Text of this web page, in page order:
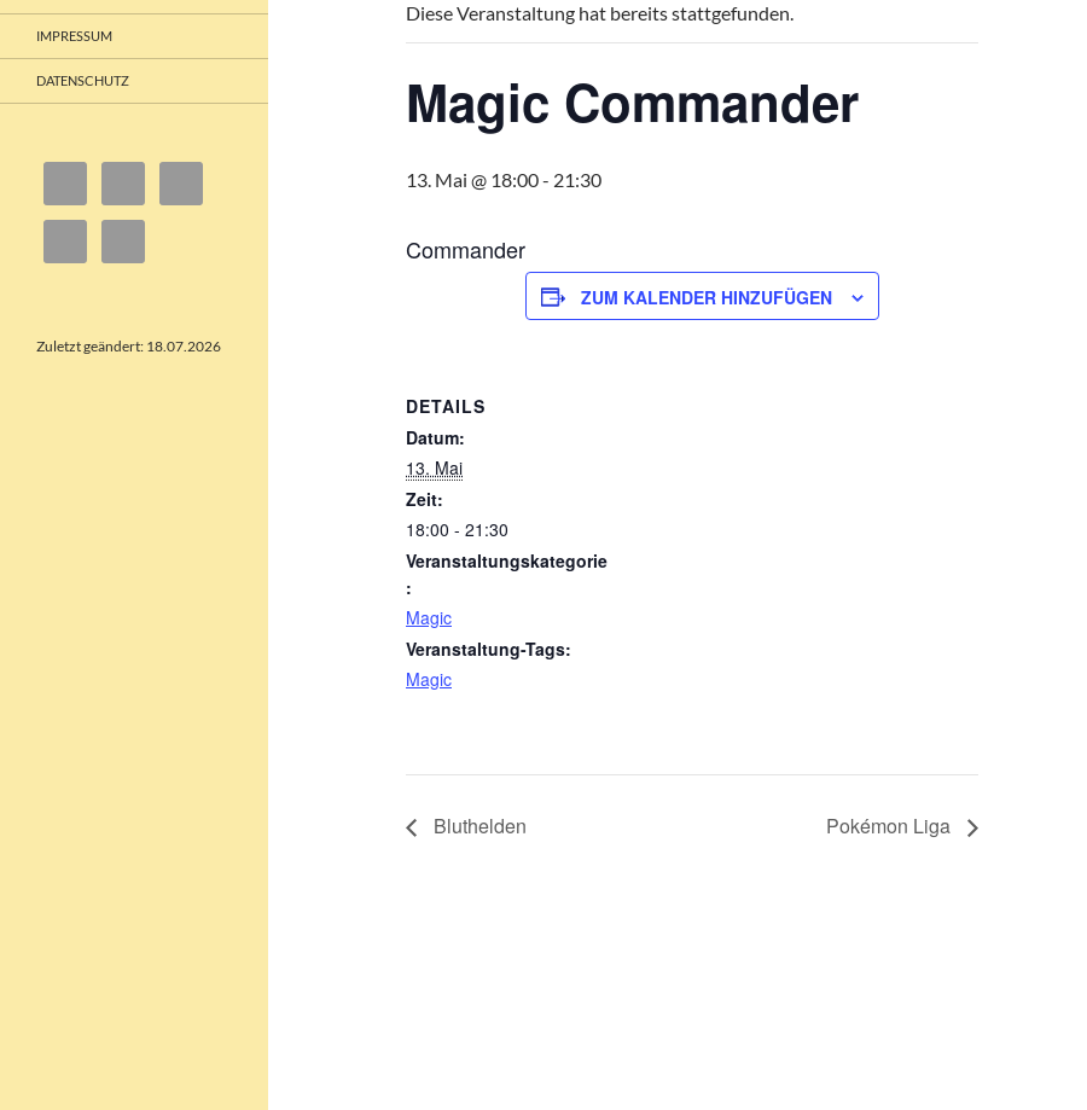
Diese Veranstaltung hat bereits stattgefunden.
Magic Commander
13. Mai @ 18:00- 21:30
Commander
ZUM KALENDER HINZUFÜGEN
DETAILS
Datum:
13. Mai
Zeit:
18:00 - 21:30
Veranstaltungskategorie
:
Magic
Veranstaltung-Tags:
Magic
Bluthelden Pokémon Liga
IMPRESSUM
DATENSCHUTZ
Zuletzt geändert: 18.07.2026